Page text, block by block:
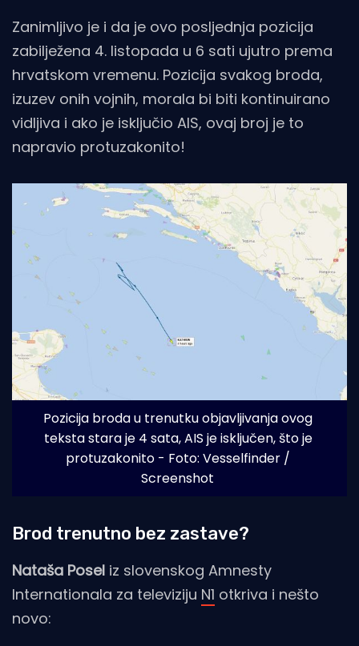
Zanimljivo je i da je ovo posljednja pozicija
zabilježena 4. listopada u 6 sati ujutro prema
hrvatskom vremenu. Pozicija svakog broda,
izuzev onih vojnih, morala bi biti kontinuirano
vidljiva i ako je isključio AIS, ovaj broj je to
napravio protuzakonito!
Pozicija broda u trenutku objavljivanja ovog
teksta stara je 4 sata, AIS je isključen, što je
protuzakonito - Foto: Vesselfinder /
Screenshot
Brod trenutno bez zastave?
Nataša Posel iz slovenskog Amnesty
Internationala za televiziju N1 otkriva i nešto
novo: